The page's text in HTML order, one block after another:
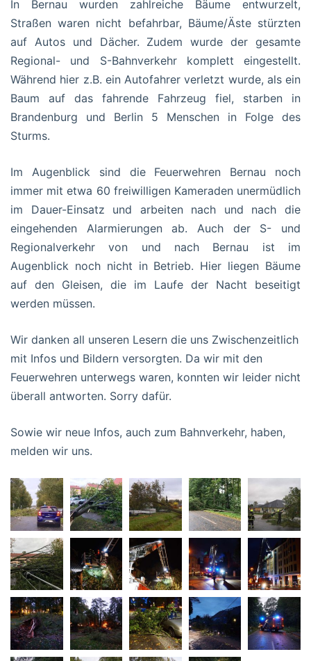
In Bernau wurden zahlreiche Bäume entwurzelt,
Straßen waren nicht befahrbar, Bäume/Äste stürzten
auf Autos und Dächer. Zudem wurde der gesamte
Regional- und S-Bahnverkehr komplett eingestellt.
Während hier z.B. ein Autofahrer verletzt wurde, als ein
Baum auf das fahrende Fahrzeug fiel, starben in
Brandenburg und Berlin 5 Menschen in Folge des
Sturms.
Im Augenblick sind die Feuerwehren Bernau noch
immer mit etwa 60 freiwilligen Kameraden unermüdlich
im Dauer-Einsatz und arbeiten nach und nach die
eingehenden Alarmierungen ab. Auch der S- und
Regionalverkehr von und nach Bernau ist im
Augenblick noch nicht in Betrieb. Hier liegen Bäume
auf den Gleisen, die im Laufe der Nacht beseitigt
werden müssen.
Wir danken all unseren Lesern die uns Zwischenzeitlich
mit Infos und Bildern versorgten. Da wir mit den
Feuerwehren unterwegs waren, konnten wir leider nicht
überall antworten. Sorry dafür.
Sowie wir neue Infos, auch zum Bahnverkehr, haben,
melden wir uns.